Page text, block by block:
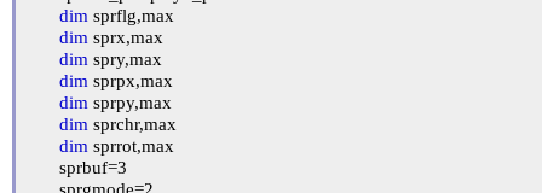
dim sprflg,max
dim sprx,max
dim spry,max
dim sprpx,max
dim sprpy,max
dim sprchr,max
dim sprrot,max